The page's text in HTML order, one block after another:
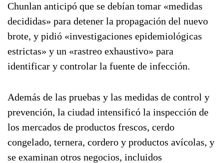
Chunlan anticipó que se debían tomar «medidas
decididas» para detener la propagación del nuevo
brote, y pidió «investigaciones epidemiológicas
estrictas» y un «rastreo exhaustivo» para
identificar y controlar la fuente de infección.
Además de las pruebas y las medidas de control y
prevención, la ciudad intensificó la inspección de
los mercados de productos frescos, cerdo
congelado, ternera, cordero y productos avícolas, y
se examinan otros negocios, incluidos